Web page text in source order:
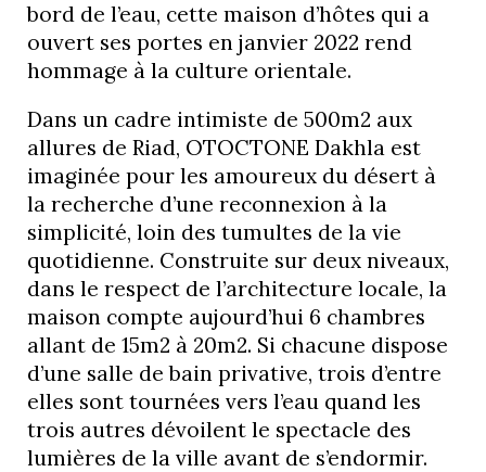
bord de l’eau, cette maison d’hôtes qui a
ouvert ses portes en janvier 2022 rend
hommage à la culture orientale.
Dans un cadre intimiste de 500m2 aux
allures de Riad, OTOCTONE Dakhla est
imaginée pour les amoureux du désert à
la recherche d’une reconnexion à la
simplicité, loin des tumultes de la vie
quotidienne. Construite sur deux niveaux,
dans le respect de l’architecture locale, la
maison compte aujourd’hui 6 chambres
allant de 15m2 à 20m2. Si chacune dispose
d’une salle de bain privative, trois d’entre
elles sont tournées vers l’eau quand les
trois autres dévoilent le spectacle des
lumières de la ville avant de s’endormir.